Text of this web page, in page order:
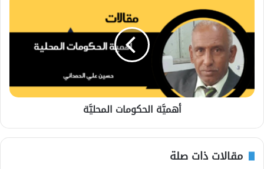
أهميَّة الحكومات المحليَّة
مقالات ذات صلة